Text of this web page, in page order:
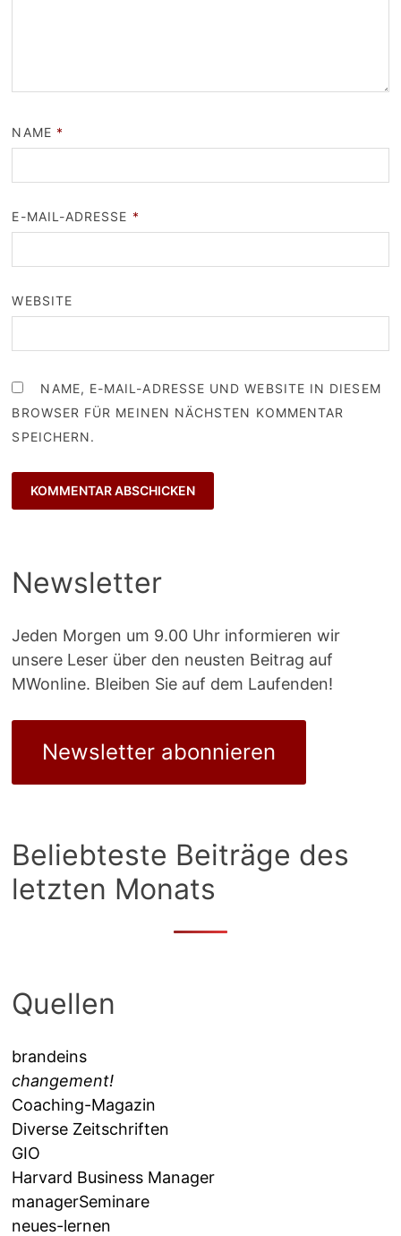
NAME *
E-MAIL-ADRESSE *
WEBSITE
NAME, E-MAIL-ADRESSE UND WEBSITE IN DIESEM
BROWSER FÜR MEINEN NÄCHSTEN KOMMENTAR
SPEICHERN.
Newsletter
Jeden Morgen um 9.00 Uhr informieren wir
unsere Leser über den neusten Beitrag auf
MWonline. Bleiben Sie auf dem Laufenden!
Newsletter abonnieren
Beliebteste Beiträge des
letzten Monats
Quellen
brandeins
changement!
Coaching-Magazin
Diverse Zeitschriften
GIO
Harvard Business Manager
managerSeminare
neues-lernen